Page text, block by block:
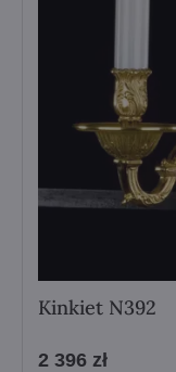
Kinkiet N392
2 396 zł